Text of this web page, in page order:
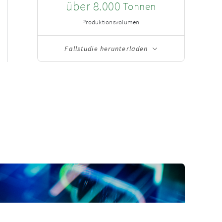
über 8.000 Tonnen
Produktionsvolumen
Fallstudie herunterladen